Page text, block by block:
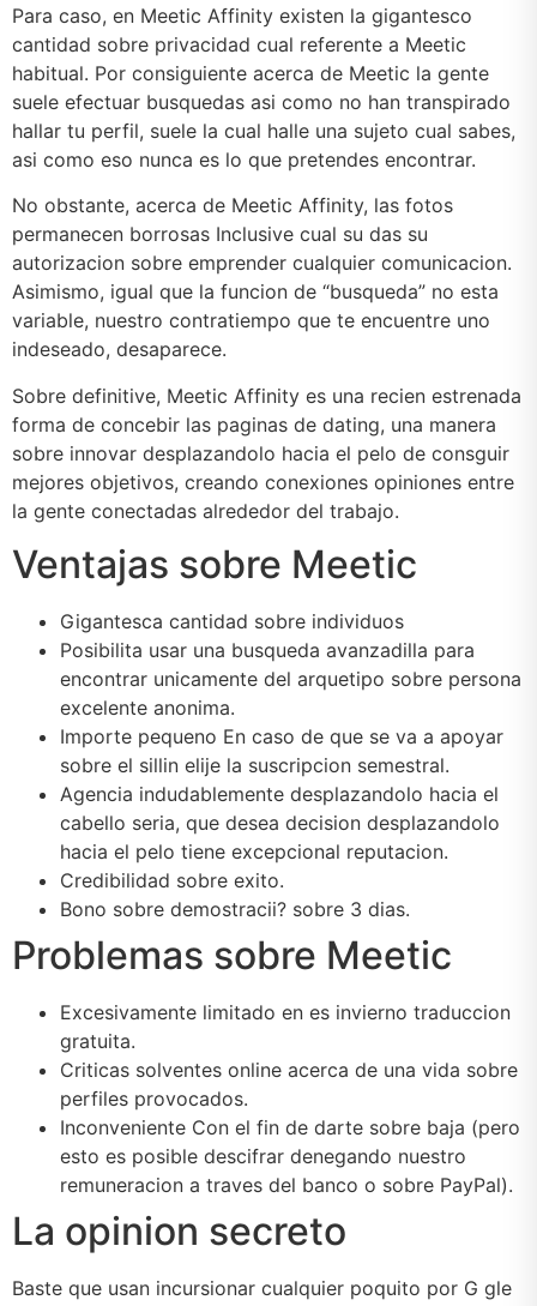
Para caso, en Meetic Affinity existen la gigantesco
cantidad sobre privacidad cual referente a Meetic
habitual. Por consiguiente acerca de Meetic la gente
suele efectuar busquedas asi­ como no han transpirado
hallar tu perfil, suele la cual halle una sujeto cual sabes,
asi­ como eso nunca es lo que pretendes encontrar.
No obstante, acerca de Meetic Affinity, las fotos
permanecen borrosas Inclusive cual su das su
autorizacion sobre emprender cualquier comunicacion.
Asimismo, igual que la funcion de “busqueda” no esta
variable, nuestro contratiempo que te encuentre uno
indeseado, desaparece.
Sobre definitive, Meetic Affinity es una recien estrenada
forma de concebir las paginas de dating, una manera
sobre innovar desplazandolo hacia el pelo de consguir
mejores objetivos, creando conexiones opiniones entre
la gente conectadas alrededor del trabajo.
Ventajas sobre Meetic
Gigantesca cantidad sobre individuos
Posibilita usar una busqueda avanzadilla para
encontrar unicamente del arquetipo sobre persona
excelente anonima.
Importe pequeno En caso de que se va a apoyar
sobre el silli­n elije la suscripcion semestral.
Agencia indudablemente desplazandolo hacia el
cabello seria, que desea decision desplazandolo
hacia el pelo tiene excepcional reputacion.
Credibilidad sobre exito.
Bono sobre demostracii? sobre 3 dias.
Problemas sobre Meetic
Excesivamente limitado en es invierno traduccion
gratuita.
Criticas solventes online acerca de una vida sobre
perfiles provocados.
Inconveniente Con el fin de darte sobre baja (pero
esto es posible descifrar denegando nuestro
remuneracion a traves del banco o sobre PayPal).
La opinion secreto
Baste que usan incursionar cualquier poquito por G gle